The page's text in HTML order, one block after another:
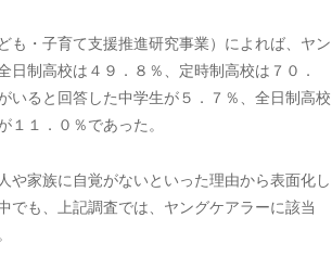
・子育て支援推進研究事業）によれば、ヤン
制高校は４９．８％、定時制高校は７０．
いると回答した中学生が５．７％、全日制高校
１．０％であった。
家族に自覚がないといった理由から表面化し
でも、上記調査では、ヤングケアラーに該当